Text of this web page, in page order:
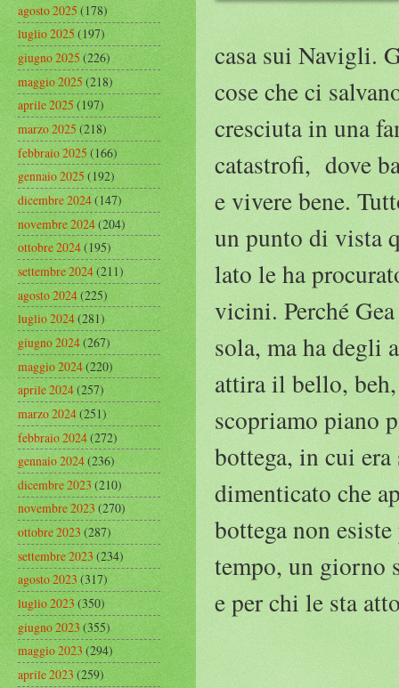
casa sui Navigli.
cose che ci
cresciuta in una
catastrofi, dove
e vivere bene.
un punto di vista
lato le ha
vicini. Perché
sola, ma ha degli
attira il bello,
scopriamo piano
bottega, in cui
dimenticato che
bottega non
tempo, un giorno
e per chi le sta
agosto 2025(178)
luglio 2025(197)
giugno 2025(226)
maggio 2025(218)
aprile 2025(197)
marzo 2025(218)
febbraio 2025(166)
gennaio 2025(192)
dicembre 2024(147)
novembre 2024(204)
ottobre 2024(195)
settembre 2024(211)
agosto 2024(225)
luglio 2024(281)
giugno 2024(267)
maggio 2024(220)
aprile 2024(257)
marzo 2024(251)
febbraio 2024(272)
gennaio 2024(236)
dicembre 2023(210)
novembre 2023(270)
ottobre 2023(287)
settembre 2023(234)
agosto 2023(317)
luglio 2023(350)
giugno 2023(355)
maggio 2023(294)
aprile 2023(259)